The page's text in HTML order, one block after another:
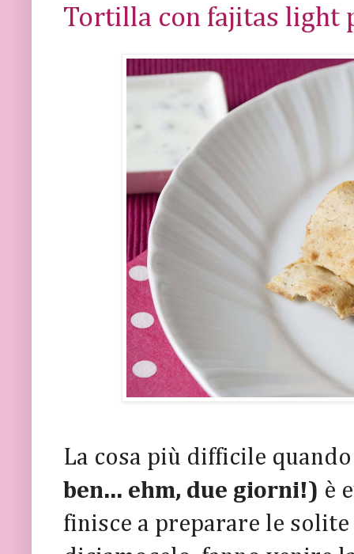
Tortilla con fajitas light
La cosa più difficile
ben... ehm, due giorni!) è
finisce a preparare le